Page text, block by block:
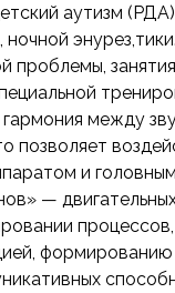
аутизм
энурез,тики.
проблемы,
между
позволяет
и
—